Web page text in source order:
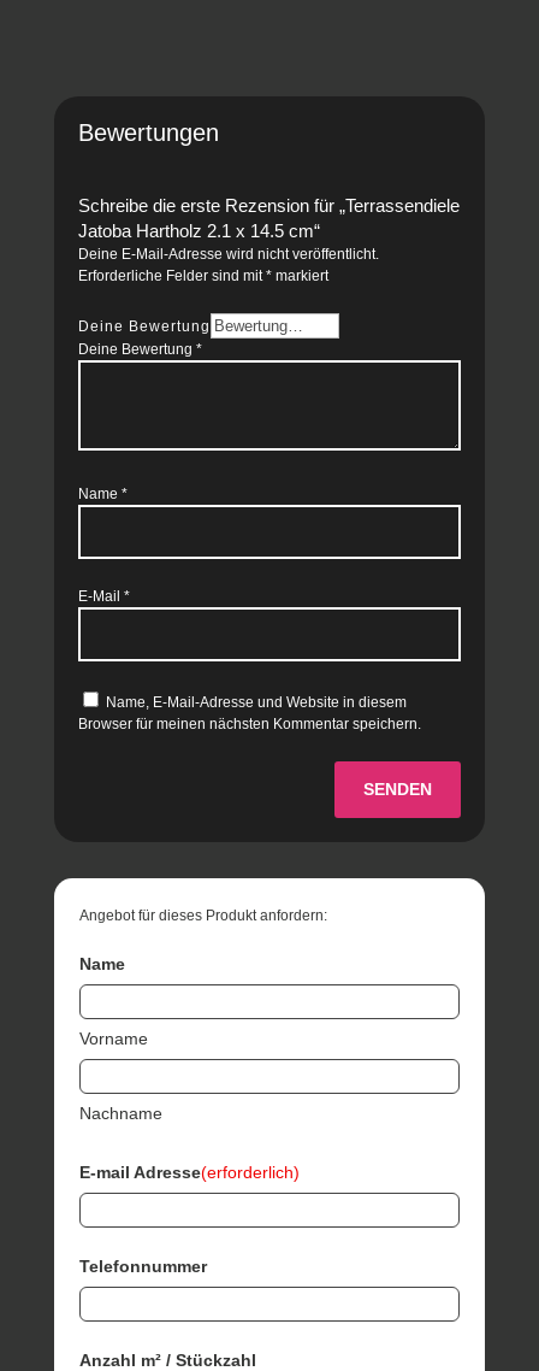
Bewertungen
Schreibe die erste Rezension für „Terrassendiele
Jatoba Hartholz 2.1 x 14.5 cm“
Deine E-Mail-Adresse wird nicht veröffentlicht.
Erforderliche Felder sind mit*markiert
Deine Bewertung
Deine Bewertung *
Name *
E-Mail *
Name, E-Mail-Adresse und Website in diesem
Browser für meinen nächsten Kommentar speichern.
SENDEN
Angebot für dieses Produkt anfordern:
Name
Vorname
Nachname
E-mail Adresse(erforderlich)
Telefonnummer
Anzahl m² / Stückzahl